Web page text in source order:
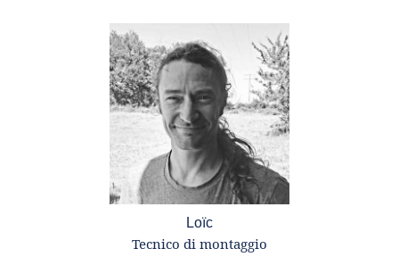
Loïc
Tecnico di montaggio